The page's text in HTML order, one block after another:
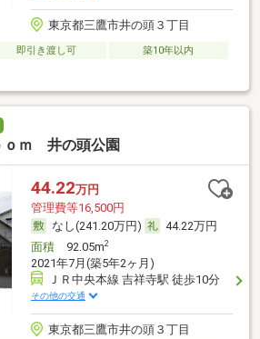
東京都三鷹市井の頭３丁目
即引き渡し可
築10年以内
ｍ 井の頭公園
44.22万円
管理費等16,500円
なし(241.20万円)
44.22万円
面積92.05m2
2021年7月(築5年2ヶ月)
ＪＲ中央本線 吉祥寺駅 徒歩10分
その他の交通
東京都三鷹市井の頭３丁目